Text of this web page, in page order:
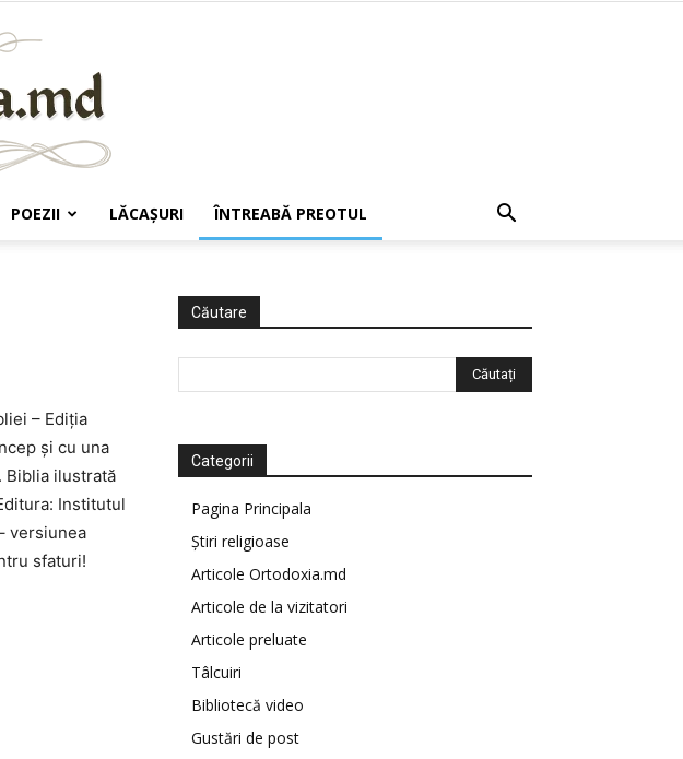
POEZII LĂCAŞURI ÎNTREABĂ PREOTUL
– Ediția
și cu una
Biblia ilustrată
Institutul
versiunea
sfaturi!
Căutare
Categorii
Pagina Principala
Știri religioase
Articole Ortodoxia.md
Articole de la vizitatori
Articole preluate
Tâlcuiri
Bibliotecă video
Gustări de post